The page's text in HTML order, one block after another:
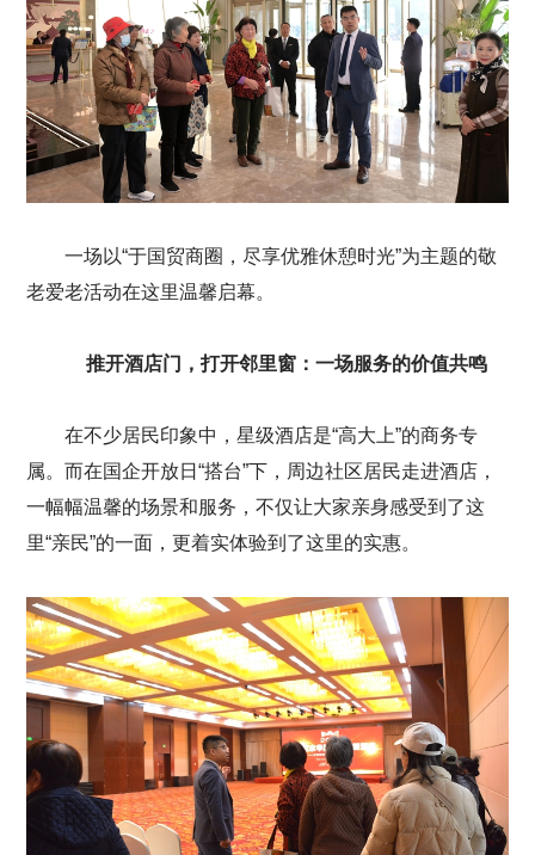
一场以“于国贸商圈，尽享优雅休憩时光”为主题的敬
老爱老活动在这里温馨启幕。
推开酒店门，打开邻里窗：一场服务的价值共鸣
在不少居民印象中，星级酒店是“高大上”的商务专
属。而在国企开放日“搭台”下，周边社区居民走进酒店，
一幅幅温馨的场景和服务，不仅让大家亲身感受到了这
里“亲民”的一面，更着实体验到了这里的实惠。